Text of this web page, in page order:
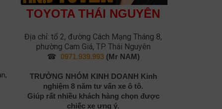
TOYOTA THÁI NGUYÊN
Địa chỉ: tổ 2, đường Cách Mạng Tháng 8,
phường Cam Giá, TP. Thái Nguyên
☎ 0971.939.993(Mr NAM)
TRƯỞNG NHÓM KINH DOANH Kinh
nghiệm 8 năm tư vấn xe ô tô.
Giúp rất nhiều khách hàng chọn được
chiếc xe ưng ý.